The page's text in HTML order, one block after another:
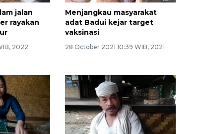
jalan
rayakan
2022
Menjangkau masyarakat
adat Badui kejar target
vaksinasi
28 October 2021 10:39 WIB, 2021